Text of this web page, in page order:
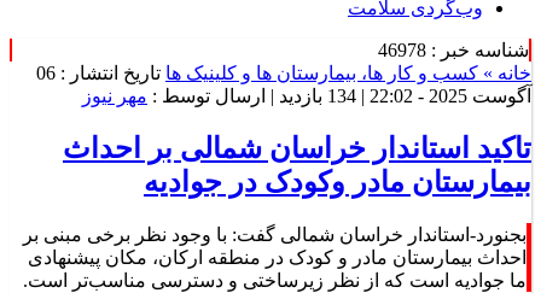
وب‌گردی سلامت
شناسه خبر : 46978
خانه » کسب و کار ها، بیمارستان ها و کلینیک ها
تاریخ انتشار : 06
آگوست 2025 - 22:02 |
134 بازدید | ارسال توسط : مهر نیوز
تاکید استاندار خراسان شمالی بر احداث
بیمارستان مادر وکودک در جوادیه
بجنورد-استاندار خراسان شمالی گفت: با وجود نظر برخی مبنی بر
احداث بیمارستان مادر و کودک در منطقه ارکان، مکان پیشنهادی
ما جوادیه است که از نظر زیرساختی و دسترسی مناسب‌تر است.